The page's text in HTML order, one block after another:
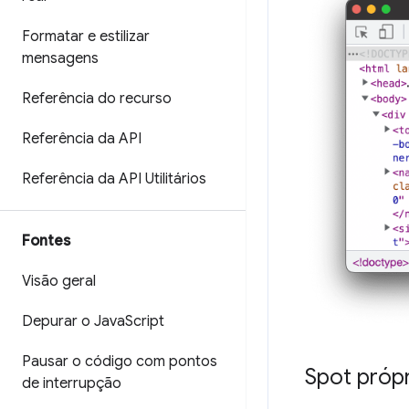
Formatar e estilizar
mensagens
Referência do recurso
Referência da API
Referência da API Utilitários
Fontes
Visão geral
Depurar o JavaScript
Pausar o código com pontos
de interrupção
Spot